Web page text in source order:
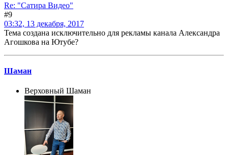
Re: "Сатира Видео"
#9
03:32, 13 декабря, 2017
Тема создана исключительно для рекламы канала Александра
Агошкова на Ютубе?
Шаман
Верховный Шаман